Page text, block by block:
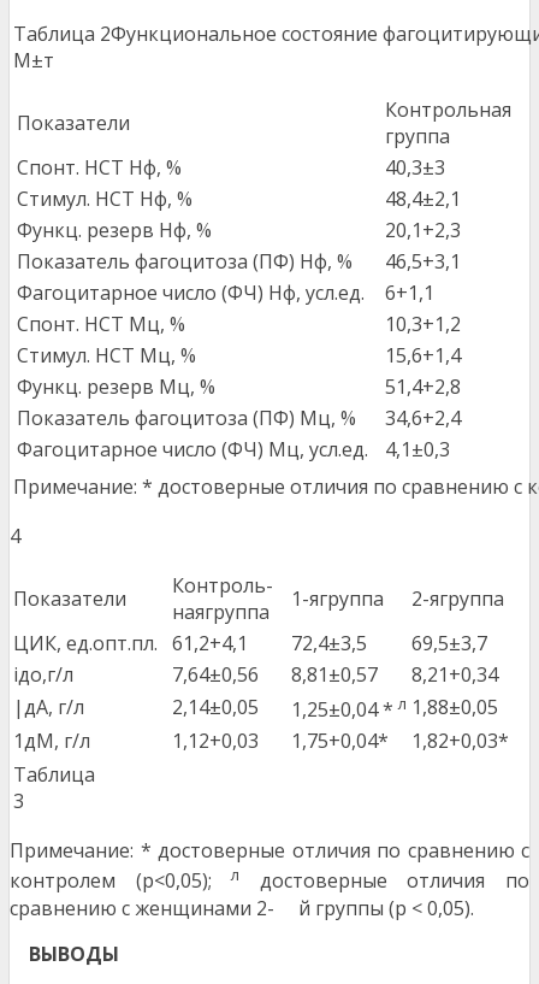
Таблица 2Функциональное состояние
М±т
Показатели
Контрольная
группа
Спонт. НСТ Нф, %
40,3±3
Стимул. НСТ Нф, %
48,4±2,1
Функц. резерв Нф, %
20,1+2,3
Показатель фагоцитоза (ПФ) Нф, %
46,5+3,1
Фагоцитарное число (ФЧ) Нф, усл.ед.
6+1,1
Спонт. НСТ Мц, %
10,3+1,2
Стимул. НСТ Мц, %
15,6+1,4
Функц. резерв Мц, %
51,4+2,8
Показатель фагоцитоза (ПФ) Мц, %
34,6+2,4
Фагоцитарное число (ФЧ) Мц, усл.ед.
4,1±0,3
Примечание: * достоверные отличия по сравнению с
4
Показатели
Контроль­
наягруппа
1-ягруппа
2-ягруппа
ЦИК, ед.опт.пл. 61,2+4,1 72,4±3,5
69,5±3,7
ідо,г/л
7,64±0,56 8,81±0,57
8,21+0,34
|дА, г/л
2,14±0,05 1,25±0,04 *л 1,88±0,05
1дМ, г/л
1,12+0,03 1,75+0,04*
1,82+0,03*
Таблица
3
Примечание: * достоверные отличия по сравнению с
контролем (р<0,05);л
достоверные отличия по
сравнению с женщинами 2- й группы (р < 0,05).
ВЫВОДЫ